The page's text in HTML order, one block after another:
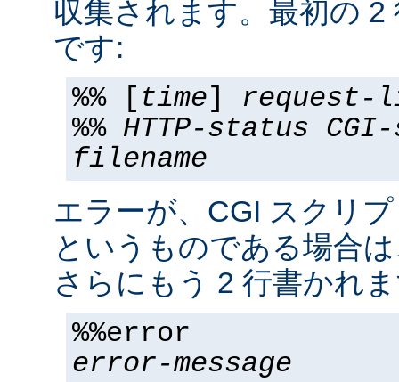
収集されます。最初の 2
です:
%% [ time] request-
%% HTTP-status
filename
エラーが、CGI スクリ
というものである場合
さらにもう 2 行書かれ
%%error
error-message